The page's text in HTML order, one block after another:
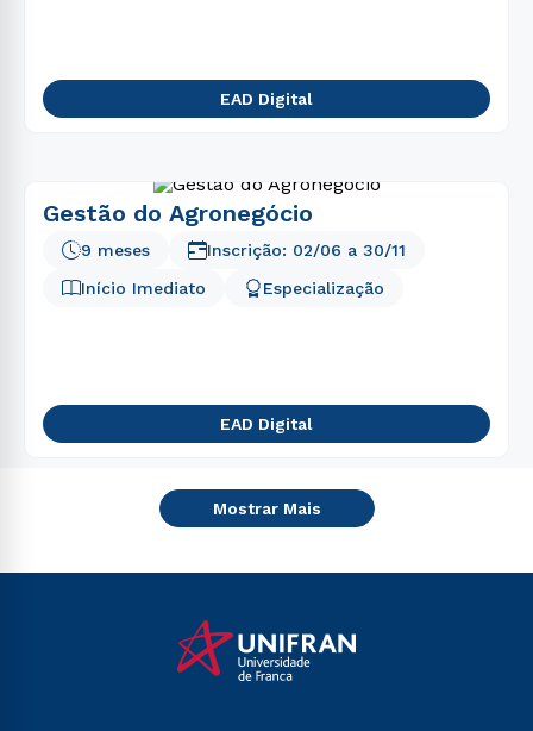
EAD Digital
Gestão do Agronegócio
Início Imediato
9 meses
Especialização
Inscrição: 02/06 a 30/11
EAD Digital
Mostrar Mais